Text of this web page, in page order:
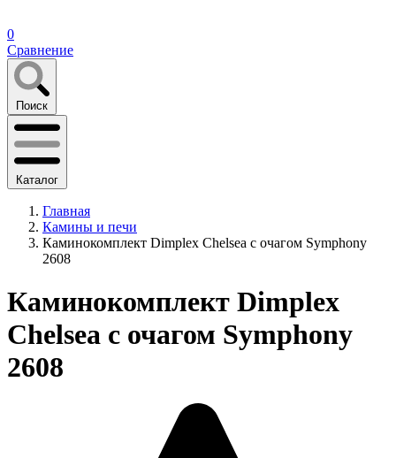
0
Сравнение
Поиск
Каталог
Главная
Камины и печи
Каминокомплект Dimplex Chelsea с очагом Symphony
2608
Каминокомплект Dimplex
Chelsea с очагом Symphony
2608